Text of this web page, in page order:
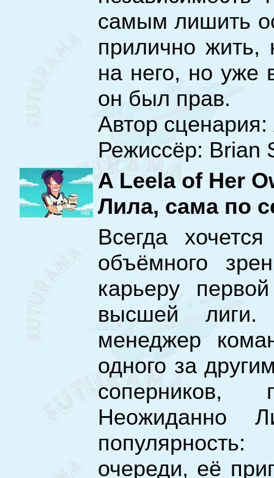
самым лишить
прилично
на него, но уже
он был прав.
Автор
Режиссёр: Brian
A Leela of Her
Лила, сама по
Всегда
объёмного
карьеру
высшей
менеджер
одного за
соперников,
Неожиданно
очереди, её